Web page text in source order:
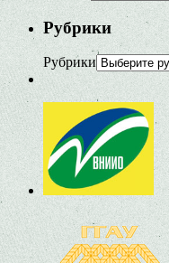
Рубрики
Рубрики